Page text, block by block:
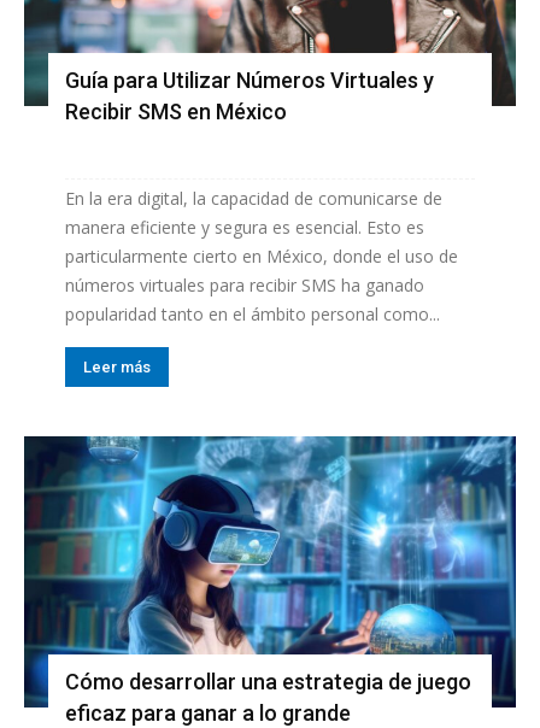
Guía para Utilizar Números Virtuales y
Recibir SMS en México
En la era digital, la capacidad de comunicarse de
manera eficiente y segura es esencial. Esto es
particularmente cierto en México, donde el uso de
números virtuales para recibir SMS ha ganado
popularidad tanto en el ámbito personal como...
Leer más
Cómo desarrollar una estrategia de juego
eficaz para ganar a lo grande